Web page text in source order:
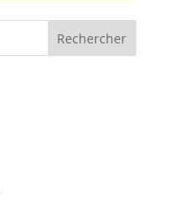
Rechercher